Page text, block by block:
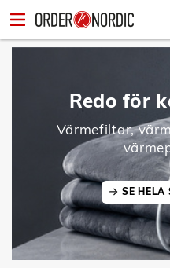
Redo för
Värmefiltar,
SE HELA